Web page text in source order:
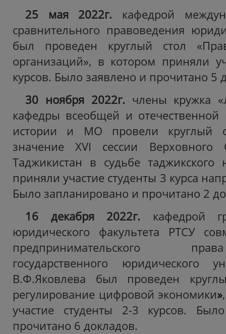
25 мая 2022г. кафедрой
сравнительного правоведения
был проведен круглый стол
организаций», в котором приняли
курсов. Было заявлено и прочитано 5
30 ноября 2022г. члены кружка
кафедры всеобщей и отечественной
истории и МО провели круглый
значение XVI сессии Верховного
Таджикистан в судьбе таджикского
приняли участие студенты 3 курса
Было запланировано и прочитано 2
16 декабря 2022г. кафедрой
юридического факультета РТСУ
предпринимательского
государственного юридического
В.Ф.Яковлева был проведен
регулирование цифровой экономики»
участие студенты 2-3 курсов.
прочитано 6 докладов.